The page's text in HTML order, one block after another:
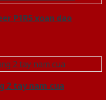
P1R5 xoan dao
2 tay nam cua